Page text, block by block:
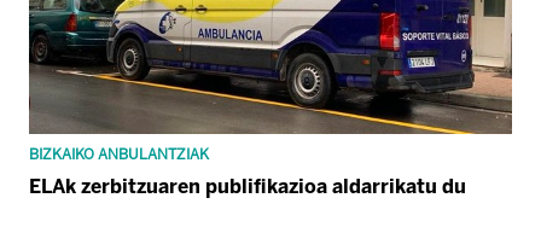
BIZKAIKO ANBULANTZIAK
ELAk zerbitzuaren publifikazioa aldarrikatu du